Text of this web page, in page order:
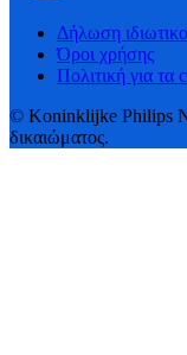
Δήλωση
Όροι χρήσης
Πολιτική για τα
© Koninklijke Philips
δικαιώματος.